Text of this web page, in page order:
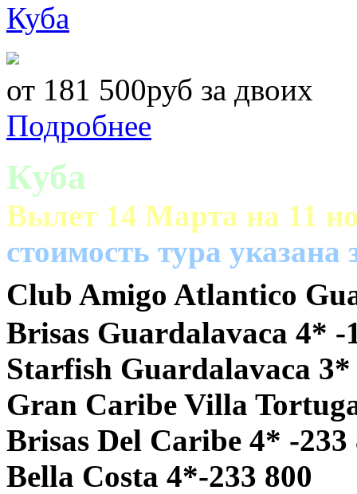
Куба
от 181 500руб за двоих
Подробнее
Куба
Вылет 14 Марта на 11
cтоимость тура
Club Amigo Atlantico
Brisas Guardalavaca 4* -
Starfish Guardalavaca 3*
Gran Caribe Villa
Brisas Del Caribe 4* -233
Bella Costa 4*-233 800